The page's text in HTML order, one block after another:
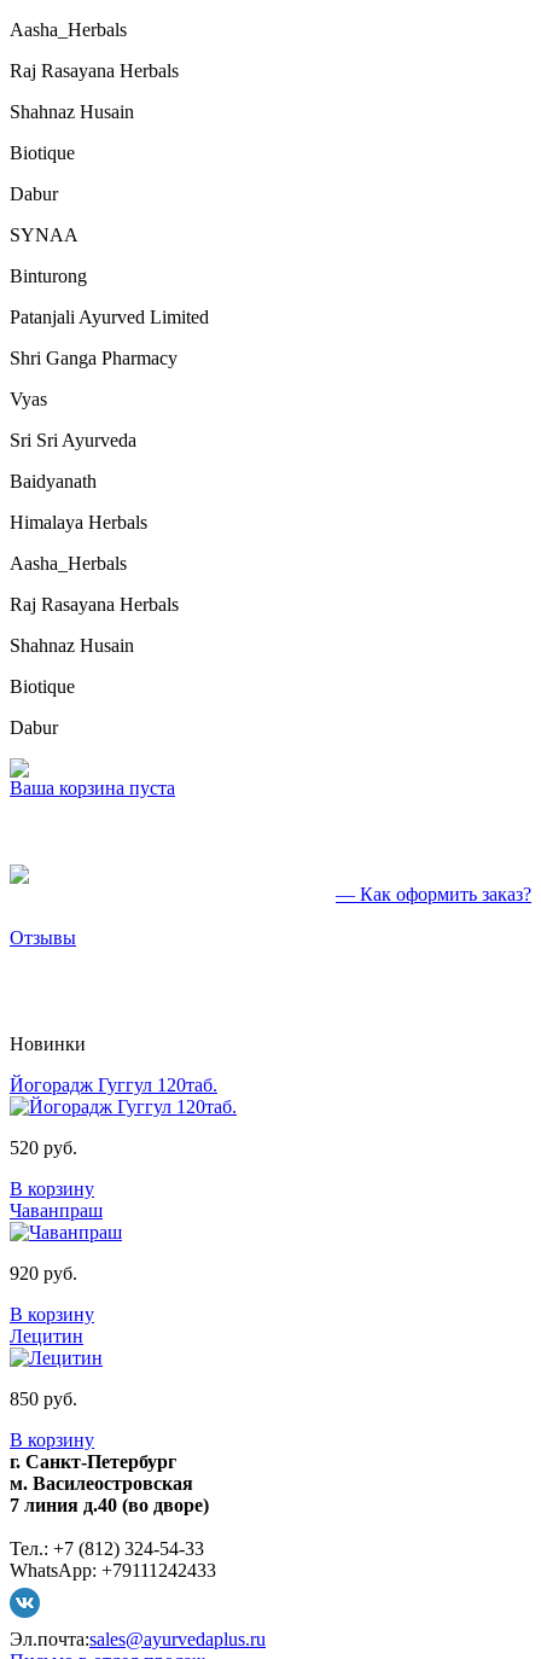
Aasha_Herbals
Raj Rasayana Herbals
Shahnaz Husain
Biotique
Dabur
SYNAA
Binturong
Patanjali Ayurved Limited
Shri Ganga Pharmacy
Vyas
Sri Sri Ayurveda
Baidyanath
Himalaya Herbals
Aasha_Herbals
Raj Rasayana Herbals
Shahnaz Husain
Biotique
Dabur
Ваша корзина пуста
— Как оформить заказ?
Отзывы
Новинки
Йогорадж Гуггул 120таб.
520 руб.
В корзину
Чаванпраш
920 руб.
В корзину
Лецитин
850 руб.
В корзину
г. Санкт-Петербург
м. Василеостровская
7 линия д.40 (во дворе)
Тел.: +7 (812) 324-54-33
WhatsApp: +79111242433
Эл.почта:sales@ayurvedaplus.ru